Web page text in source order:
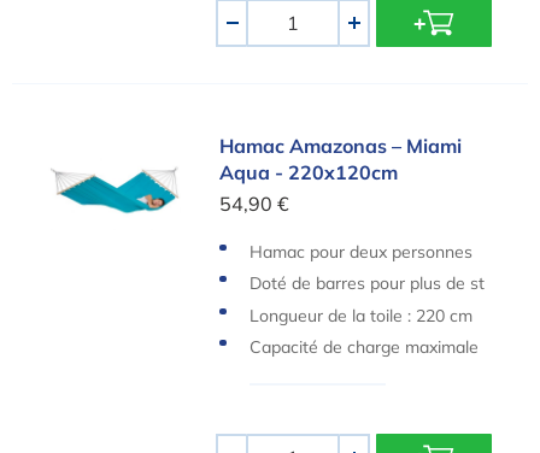
+
Hamac Amazonas – Miami Aqua - 220x120cm
Hamac Amazonas – Miami
Aqua - 220x120cm
54,90 €
Hamac pour deux personnes
Doté de barres pour plus de st
abilité et de confort
Longueur de la toile : 220 cm
Capacité de charge maximale